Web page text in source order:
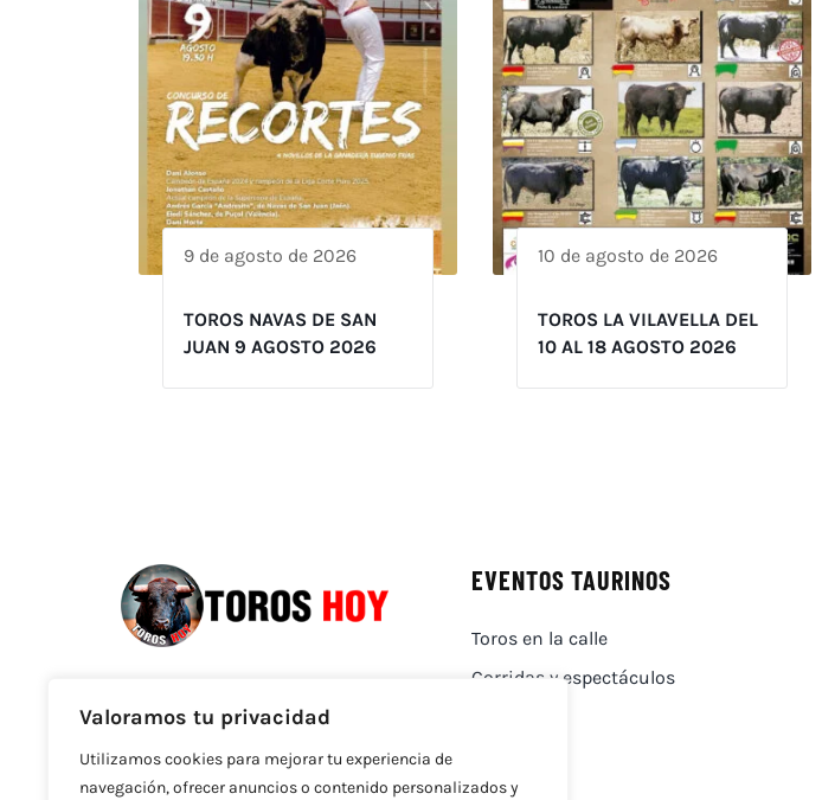
Valoramos tu privacidad
Utilizamos cookies para mejorar tu experiencia de
navegación, ofrecer anuncios o contenido personalizados y
9 de agosto de 2026
TOROS NAVAS DE SAN
JUAN 9 AGOSTO 2026
10 de agosto de 2026
TOROS LA VILAVELLA DEL
10 AL 18 AGOSTO 2026
EVENTOS TAURINOS
Toros en la calle
Corridas y espectáculos